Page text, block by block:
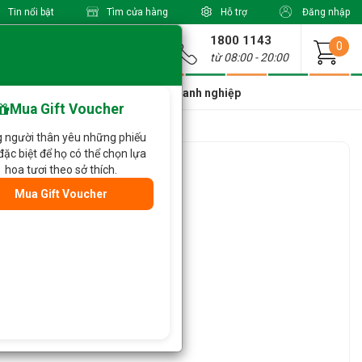
Tin nổi bật Tìm cửa hàng Hỗ trợ Đăng nhập
1800 1143
từ 08:00 - 20:00
0
Dành cho doanh nghiệp
529
Mua Gift Voucher
người thân yêu những phiếu
biệt để họ có thể chọn lựa
hoa tươi theo sở thích.
Mua Gift Voucher